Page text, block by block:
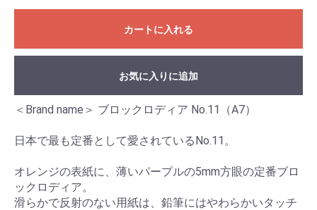
カートに入れる
お気に入りに追加
＜Brand name＞ ブロックロディア No.11（A7）
日本で最も定番として愛されているNo.11。
オレンジの表紙に、薄いパープルの5mm方眼の定番ブロ
ックロディア。
滑らかで反射のない用紙は、鉛筆にはやわらかいタッチ